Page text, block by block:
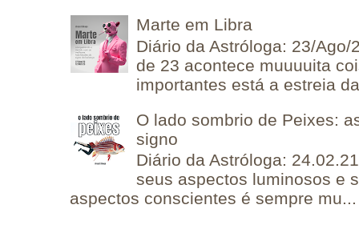
Marte em Libra
Diário da Astróloga: 23/
de 23 acontece muuuuita
importantes está a estreia
O lado sombrio de Peixes:
signo
Diário da Astróloga:
seus aspectos luminosos e
aspectos conscientes é sempre mu...